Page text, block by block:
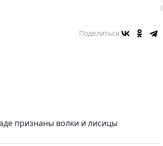
Поделиться
признаны волки и лисицы